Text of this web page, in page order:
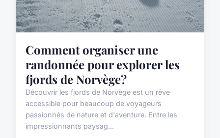
Comment organiser une
randonnée pour explorer les
fjords de Norvège?
Découvrir les fjords de Norvège est un rêve
accessible pour beaucoup de voyageurs
passionnés de nature et d'aventure. Entre les
impressionnants paysag...